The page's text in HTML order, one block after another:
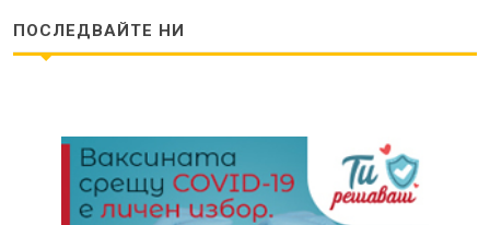
ПОСЛЕДВАЙТЕ НИ